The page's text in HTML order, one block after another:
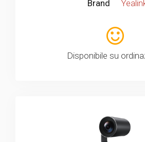
Brand
Disponibile su